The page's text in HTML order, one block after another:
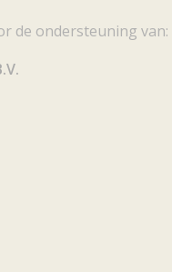
de ondersteuning van: